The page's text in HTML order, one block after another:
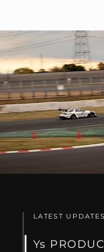
LATEST UPDATES
Ys